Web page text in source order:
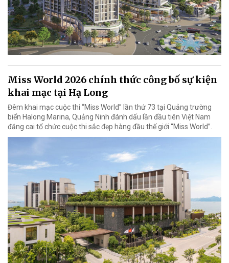
Miss World 2026 chính thức công bố sự kiện
khai mạc tại Hạ Long
Đêm khai mạc cuộc thi “Miss World” lần thứ 73 tại Quảng trường
biển Halong Marina, Quảng Ninh đánh dấu lần đầu tiên Việt Nam
đăng cai tổ chức cuộc thi sắc đẹp hàng đầu thế giới “Miss World”.